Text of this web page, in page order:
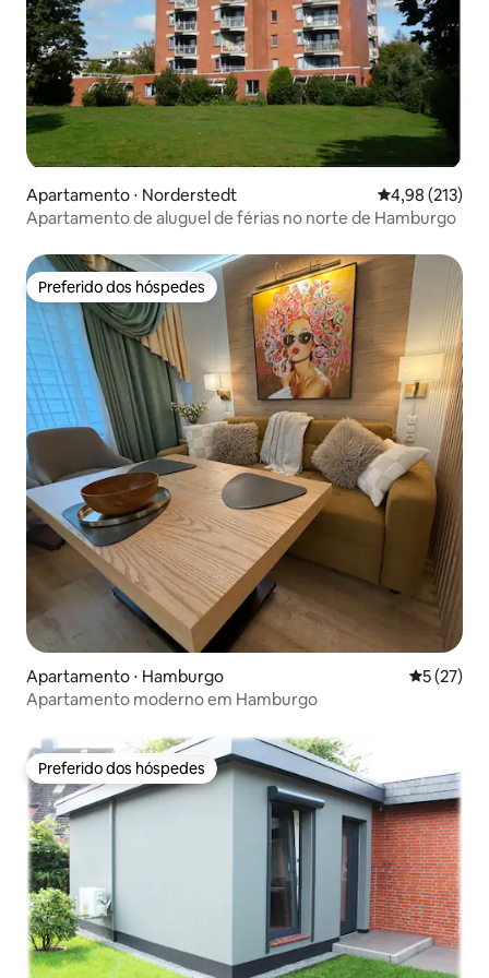
Apartamento ⋅ Norderstedt 4,98 de uma
4,98 (213)
Apartamento de aluguel de férias no norte de Hamburgo
Preferido dos hóspedes
Preferido dos hóspedes
Apartamento ⋅ Hamburgo 5 de uma
5 (27)
Apartamento moderno em Hamburgo
Preferido dos hóspedes
Preferido dos hóspedes